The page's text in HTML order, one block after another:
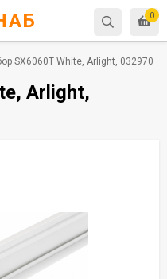
0
SX6060T White, Arlight, 032970
Arlight,